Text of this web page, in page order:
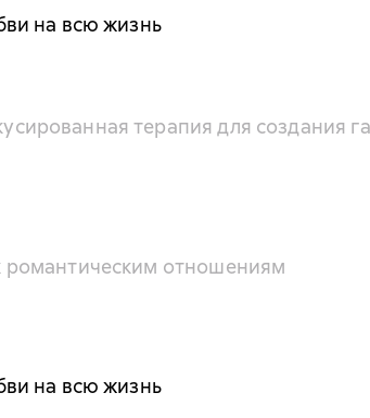
на всю жизнь
терапия для создания
отношениям
на всю жизнь